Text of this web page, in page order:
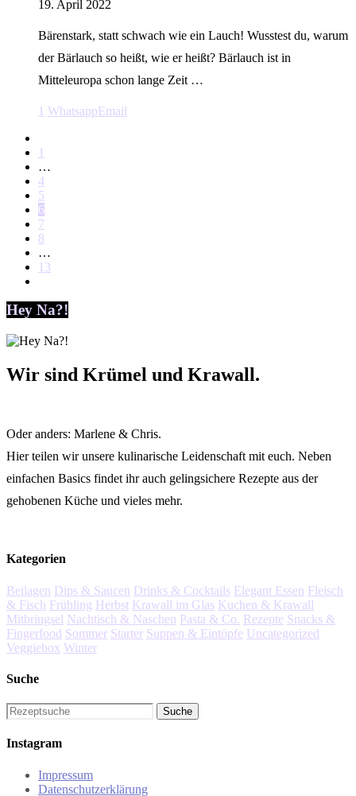
19. April 2022
Bärenstark, statt schwach wie ein Lauch! Wusstest du, warum
der Bärlauch so heißt, wie er heißt? Bärlauch ist in
Mitteleuropa schon lange Zeit …
1 WhatsappEmail
1
…
4
5
6
7
8
…
13
Hey Na?!
Wir sind Krümel und Krawall.
Oder anders: Marlene & Chris.
Hier teilen wir unsere kulinarische Leidenschaft mit euch. Neben
einfachen Basics findet ihr auch gelingsichere Rezepte aus der
gehobenen Küche und vieles mehr.
Kategorien
Beilagen Dips & Saucen Drinks & Cocktails Elegant Essen Fleisch
& Fisch Frühling Herbst Krawall im Glas Kuchen & Krawall
Mitbringsel Nachtisch & Naschen Pasta & Co. Rezepte Snacks &
Fingerfood Sommer Starter Suppen & Eintöpfe Uncategorized
Veggiebox Winter
Suche
Instagram
Impressum
Datenschutzerklärung